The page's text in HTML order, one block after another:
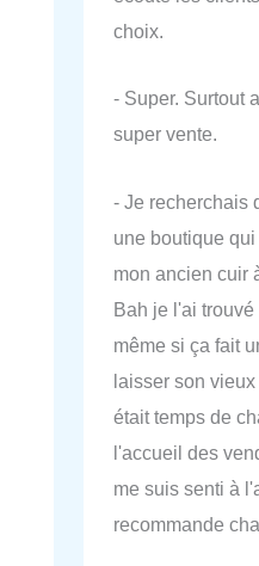
choix.
- Super. Surtout
super vente.
- Je recherchais
une boutique
mon ancien cuir
Bah je l'ai
même si ça fait
laisser son
était temps de
l'accueil des
me suis senti à
recommande